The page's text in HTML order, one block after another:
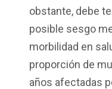
obstante, debe
posible sesgo
morbilidad en
proporción de
años afectadas